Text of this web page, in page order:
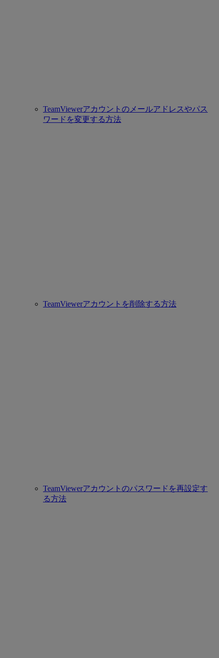
TeamViewerアカウントのメールアドレスやパス
ワードを変更する方法
TeamViewerアカウントを削除する方法
TeamViewerアカウントのパスワードを再設定す
る方法